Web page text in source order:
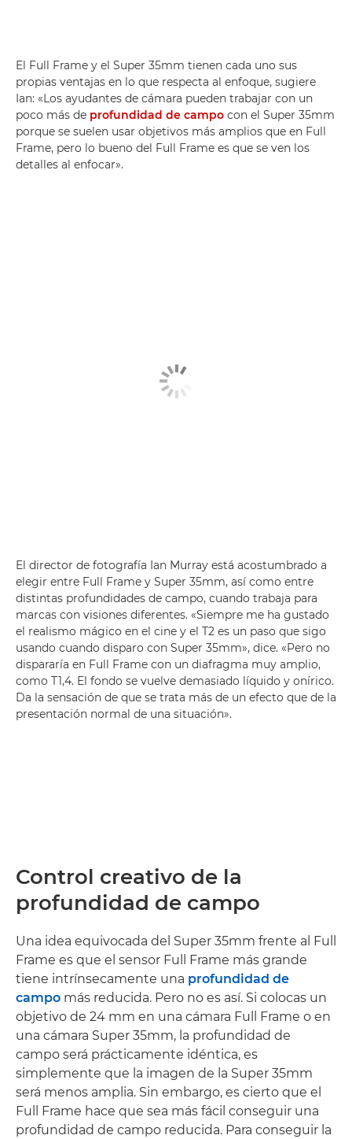
El Full Frame y el Super 35mm tienen cada uno sus
propias ventajas en lo que respecta al enfoque, sugiere
Ian: «Los ayudantes de cámara pueden trabajar con un
poco más de profundidad de campo con el Super 35mm
porque se suelen usar objetivos más amplios que en Full
Frame, pero lo bueno del Full Frame es que se ven los
detalles al enfocar».
El director de fotografía Ian Murray está acostumbrado a
elegir entre Full Frame y Super 35mm, así como entre
distintas profundidades de campo, cuando trabaja para
marcas con visiones diferentes. «Siempre me ha gustado
el realismo mágico en el cine y el T2 es un paso que sigo
usando cuando disparo con Super 35mm», dice. «Pero no
dispararía en Full Frame con un diafragma muy amplio,
como T1,4. El fondo se vuelve demasiado líquido y onírico.
Da la sensación de que se trata más de un efecto que de la
presentación normal de una situación».
Control creativo de la
profundidad de campo
Una idea equivocada del Super 35mm frente al Full
Frame es que el sensor Full Frame más grande
tiene intrínsecamente una profundidad de
campo más reducida. Pero no es así. Si colocas un
objetivo de 24 mm en una cámara Full Frame o en
una cámara Super 35mm, la profundidad de
campo será prácticamente idéntica, es
simplemente que la imagen de la Super 35mm
será menos amplia. Sin embargo, es cierto que el
Full Frame hace que sea más fácil conseguir una
profundidad de campo reducida. Para conseguir la